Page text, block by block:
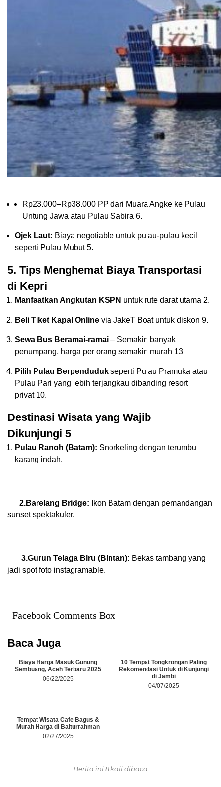
Rp23.000–Rp38.000 PP dari Muara Angke ke Pulau
Untung Jawa atau Pulau Sabira 6.
Ojek Laut: Biaya negotiable untuk pulau-pulau kecil
seperti Pulau Mubut5.
5. Tips Menghemat Biaya Transportasi
di Kepri
Manfaatkan Angkutan KSPN untuk rute darat utama 2.
Beli Tiket Kapal Online via JakeT Boat untuk diskon 9.
Sewa Bus Beramai-ramai – Semakin banyak
penumpang, harga per orang semakin murah 13.
Pilih Pulau Berpenduduk seperti Pulau Pramuka atau
Pulau Pari yang lebih terjangkau dibanding resort
privat 10.
Destinasi Wisata yang Wajib
Dikunjungi 5
Pulau Ranoh (Batam): Snorkeling dengan terumbu
karang indah.
2.Barelang Bridge: Ikon Batam dengan pemandangan
sunset spektakuler.
3.Gurun Telaga Biru (Bintan): Bekas tambang yang
jadi spot foto instagramable.
Facebook Comments Box
Baca Juga
Biaya Harga Masuk Gunung
Sembuang, Aceh Terbaru 2025
06/22/2025
10 Tempat Tongkrongan Paling
Rekomendasi Untuk di Kunjungi
di Jambi
04/07/2025
Tempat Wisata Cafe Bagus &
Murah Harga di Baiturrahman
02/27/2025
Berita ini 8 kali dibaca